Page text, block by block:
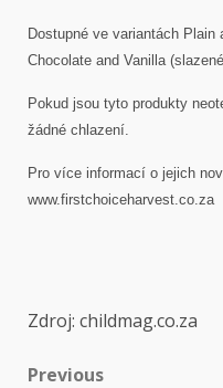
Dostupné ve variantách Plain
Chocolate and Vanilla
Pokud jsou tyto produkty
žádné chlazení.
Pro více informací o jejich
www.firstchoiceharvest.co.za
Zdroj: childmag.co.za
Previous